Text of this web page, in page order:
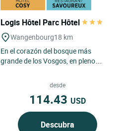
Logis Hôtel Parc Hôtel
Wangenbourg18 km
En el corazón del bosque más
grande de los Vosgos, en pleno
familiar de la estación pintoresca...
desde
114.43 USD
Descubra